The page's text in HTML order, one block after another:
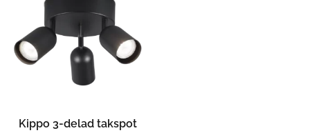
Kippo 3-delad takspot